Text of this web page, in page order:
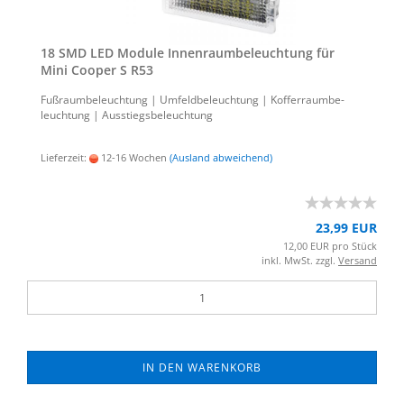
18 SMD LED Mo­du­le In­nen­raum­be­leuch­tung für
Mini Co­oper S R53
Fuß­raum­be­leuch­tung | Um­feld­be­leuch­tung | Kof­fer­raum­be­
leuch­tung | Aus­stiegs­be­leuch­tung
Lieferzeit: 12-16 Wochen (Ausland abweichend)
23,99 EUR
12,00 EUR pro Stück
inkl. MwSt. zzgl. Versand
IN DEN WARENKORB